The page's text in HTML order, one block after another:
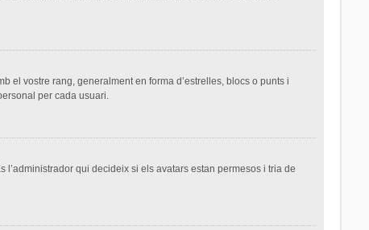
el vostre rang, generalment en forma d’estrelles, blocs o punts i
per cada usuari.
qui decideix si els avatars estan permesos i tria de